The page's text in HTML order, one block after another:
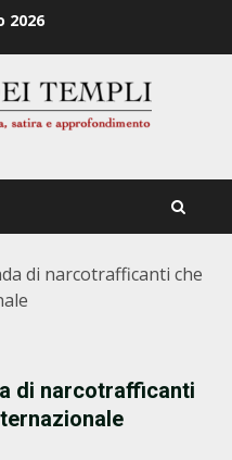
2026
di narcotrafficanti che
di narcotrafficanti